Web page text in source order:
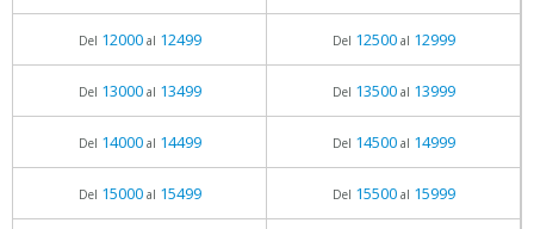
Del 12000al 12499 Del 12500al 12999
Del 13000al 13499 Del 13500al 13999
Del 14000al 14499 Del 14500al 14999
Del 15000al 15499 Del 15500al 15999